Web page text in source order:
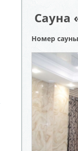
Сауна
Номер